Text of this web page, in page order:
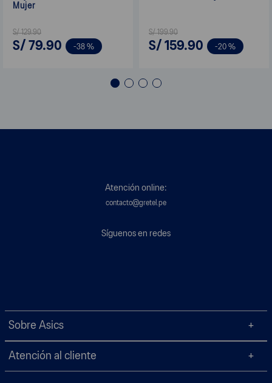
Mujer
S/ 129.90
S/ 79.90 -38 %
S/ 199.90
S/ 159.90 -20 %
Atención online:
contacto@gretel.pe
Síguenos en redes
Sobre Asics
Atención al cliente